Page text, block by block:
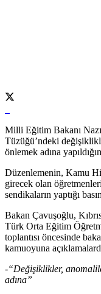
Milli Eğitim Bakanı
Tüzüğü’ndeki
önlemek adına
Düzenlemenin, Kamu
girecek olan
sendikaların yaptığı
Bakan Çavuşoğlu,
Türk Orta Eğitim
toplantısı öncesinde
kamuoyuna
-“Değişiklikler,
adına”